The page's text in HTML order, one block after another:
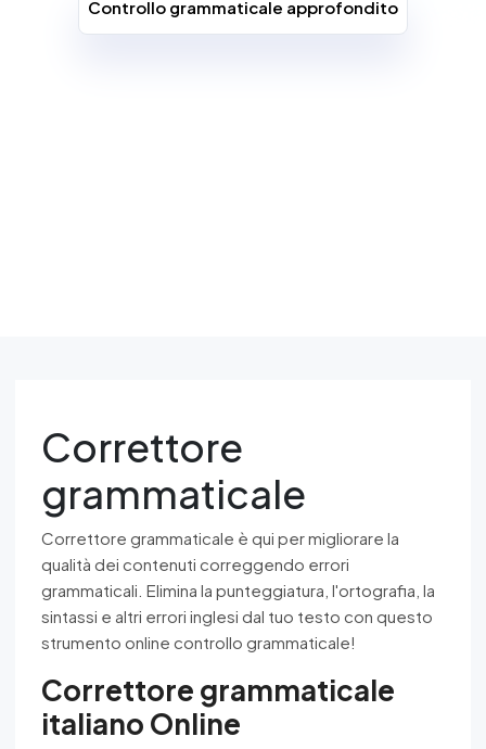
Controllo grammaticale approfondito
Correttore
grammaticale
Correttore grammaticale è qui per migliorare la
qualità dei contenuti correggendo errori
grammaticali. Elimina la punteggiatura, l'ortografia, la
sintassi e altri errori inglesi dal tuo testo con questo
strumento online controllo grammaticale!
Correttore grammaticale
italiano Online